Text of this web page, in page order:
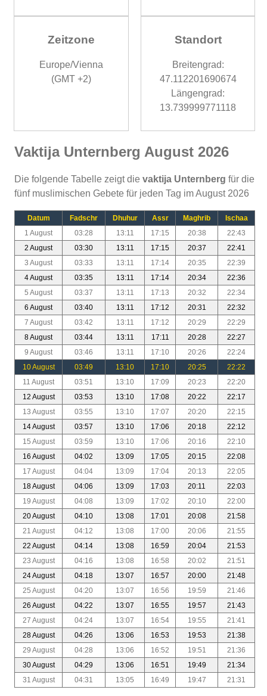
Zeitzone
Europe/Vienna
(GMT +2)
Standort
Breitengrad:
47.112201690674
Längengrad:
13.739999771118
Vaktija Unternberg August 2026
Die folgende Tabelle zeigt die vaktija Unternberg für die
fünf muslimischen Gebete für jeden Tag im August 2026
Datum Fadschr Dhuhur Assr Maghrib
Ischaa
1 August
03:28 13:11 17:15 20:38
22:43
2 August
03:30 13:11 17:15 20:37
22:41
3 August
03:33 13:11 17:14 20:35
22:39
4 August
03:35 13:11 17:14 20:34
22:36
5 August
03:37 13:11 17:13 20:32
22:34
6 August
03:40 13:11 17:12 20:31
22:32
7 August
03:42 13:11 17:12 20:29
22:29
8 August
03:44 13:11 17:11 20:28
22:27
9 August
03:46 13:11 17:10 20:26
22:24
10 August
03:49 13:10 17:10 20:25
22:22
11 August
03:51 13:10 17:09 20:23
22:20
12 August
03:53 13:10 17:08 20:22
22:17
13 August
03:55 13:10 17:07 20:20
22:15
14 August
03:57 13:10 17:06 20:18
22:12
15 August
03:59 13:10 17:06 20:16
22:10
16 August
04:02 13:09 17:05 20:15
22:08
17 August
04:04 13:09 17:04 20:13
22:05
18 August
04:06 13:09 17:03 20:11
22:03
19 August
04:08 13:09 17:02 20:10
22:00
20 August
04:10 13:08 17:01 20:08
21:58
21 August
04:12 13:08 17:00 20:06
21:55
22 August
04:14 13:08 16:59 20:04
21:53
23 August
04:16 13:08 16:58 20:02
21:51
24 August
04:18 13:07 16:57 20:00
21:48
25 August
04:20 13:07 16:56 19:59
21:46
26 August
04:22 13:07 16:55 19:57
21:43
27 August
04:24 13:07 16:54 19:55
21:41
28 August
04:26 13:06 16:53 19:53
21:38
29 August
04:28 13:06 16:52 19:51
21:36
30 August
04:29 13:06 16:51 19:49
21:34
31 August
04:31 13:05 16:49 19:47 21:31